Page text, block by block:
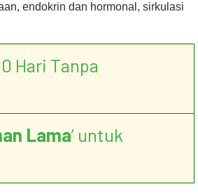
endokrin dan hormonal, sirkulasi
Hari Tanpa
Lama’ untuk